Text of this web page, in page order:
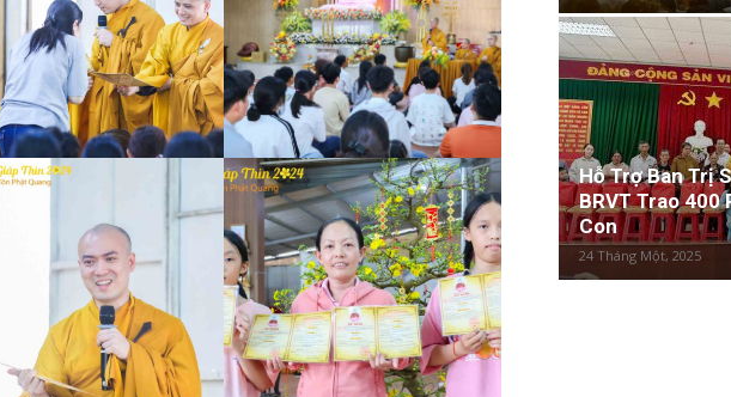
Hỗ Trợ Ban Trị
BRVT Trao 400
Con
24 Tháng Một, 2025